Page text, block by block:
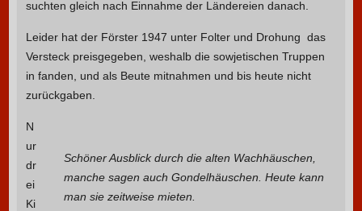
suchten gleich nach Einnahme der Ländereien danach.
Leider hat der Förster 1947 unter Folter und Drohung das
Versteck preisgegeben, weshalb die sowjetischen Truppen
in fanden, und als Beute mitnahmen und bis heute nicht
zurückgaben.
Schöner Ausblick durch die alten Wachhäuschen,
manche sagen auch Gondelhäuschen. Heute kann
man sie zeitweise mieten.
N
ur
dr
ei
Ki